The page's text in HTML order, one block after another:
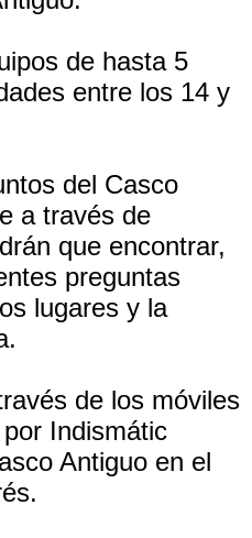
de hasta 5
entre los 14 y
del Casco
a través de
que encontrar,
preguntas
lugares y la
de los móviles
Indismátic
Antiguo en el